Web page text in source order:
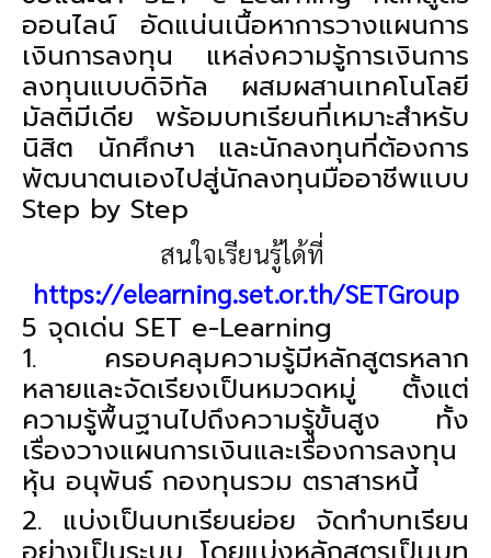
ออนไลน์ อัดแน่นเนื้อหาการวางแผนการ
เงินการลงทุน แหล่งความรู้การเงินการ
ลงทุนแบบดิจิทัล ผสมผสานเทคโนโลยี
มัลติมีเดีย พร้อมบทเรียนที่เหมาะสำหรับ
นิสิต นักศึกษา และนักลงทุนที่ต้องการ
พัฒนาตนเองไปสู่นักลงทุนมืออาชีพแบบ
Step by Step
สนใจเรียนรู้ได้ที่
https://elearning.set.or.th/SETGroup
5 จุดเด่น SET e-Learning
1. ครอบคลุมความรู้มีหลักสูตรหลาก
หลายและจัดเรียงเป็นหมวดหมู่ ตั้งแต่
ความรู้พื้นฐานไปถึงความรู้ขั้นสูง ทั้ง
เรื่องวางแผนการเงินและเรื่องการลงทุน
หุ้น อนุพันธ์ กองทุนรวม ตราสารหนี้
2. แบ่งเป็นบทเรียนย่อย จัดทำบทเรียน